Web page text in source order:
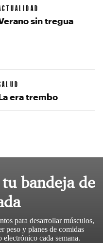
sin tregua
era trembo
bandeja de
para desarrollar músculos,
peso y planes de comidas
cada semana.